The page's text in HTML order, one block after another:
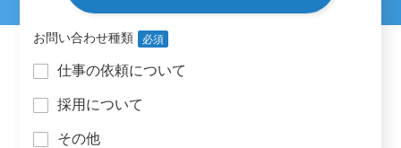
お問い合わせ種類 必須
仕事の依頼について
採用について
その他